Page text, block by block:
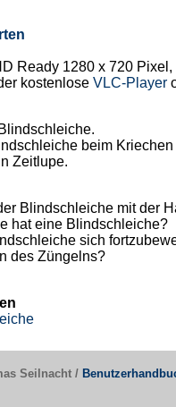
Ready 1280 x 720
kostenlose VLC-Player
beim
Zeitlupe.
Blindschleiche mit der
hat eine Blindschleiche?
sich
des Züngelns?
Seilnacht /